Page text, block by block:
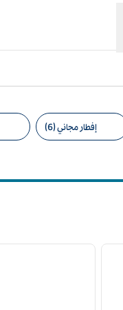
إفطار مجاني (6)
الصورة التالية
1 من 7